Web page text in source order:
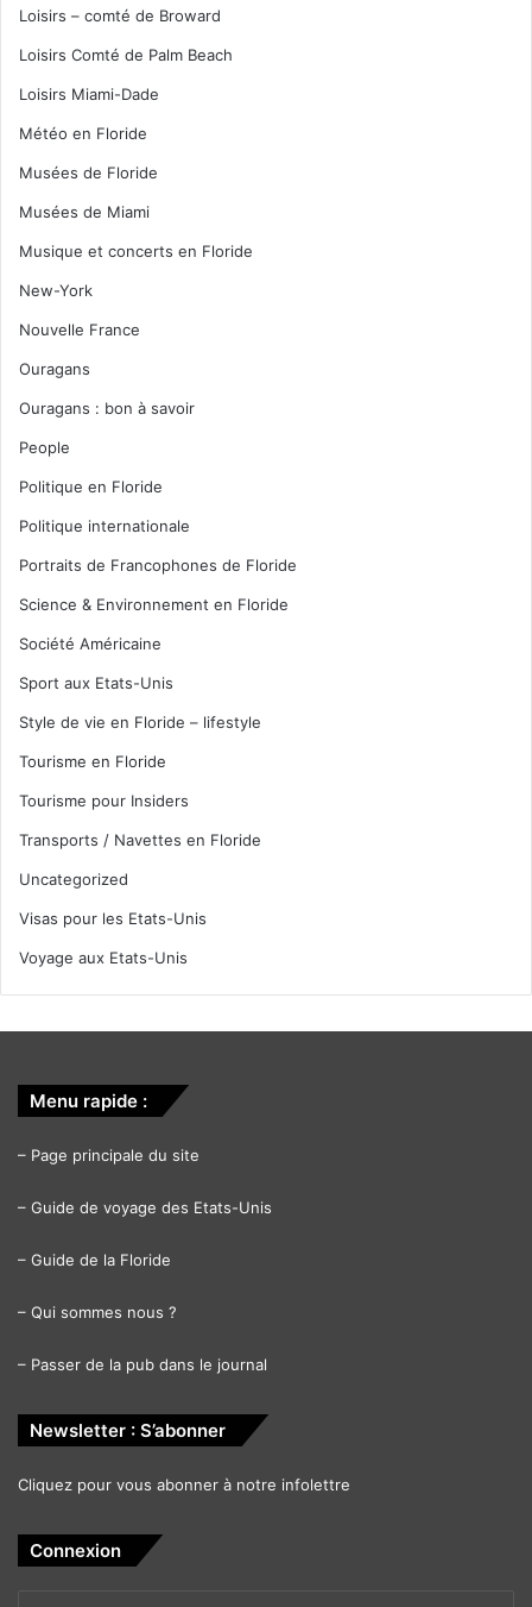
Loisirs – comté de Broward
Loisirs Comté de Palm Beach
Loisirs Miami-Dade
Météo en Floride
Musées de Floride
Musées de Miami
Musique et concerts en Floride
New-York
Nouvelle France
Ouragans
Ouragans : bon à savoir
People
Politique en Floride
Politique internationale
Portraits de Francophones de Floride
Science & Environnement en Floride
Société Américaine
Sport aux Etats-Unis
Style de vie en Floride – lifestyle
Tourisme en Floride
Tourisme pour Insiders
Transports / Navettes en Floride
Uncategorized
Visas pour les Etats-Unis
Voyage aux Etats-Unis
Menu rapide :
– Page principale du site
– Guide de voyage des Etats-Unis
– Guide de la Floride
– Qui sommes nous ?
– Passer de la pub dans le journal
Newsletter : S’abonner
Cliquez pour vous abonner à notre infolettre
Connexion